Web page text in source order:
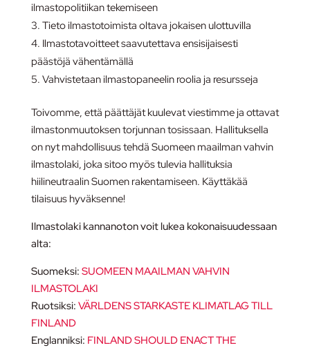
ilmastopolitiikan tekemiseen
Tieto ilmastotoimista oltava jokaisen ulottuvilla
Ilmastotavoitteet saavutettava ensisijaisesti
päästöjä vähentämällä
Vahvistetaan ilmastopaneelin roolia ja resursseja
Toivomme, että päättäjät kuulevat viestimme ja ottavat
ilmastonmuutoksen torjunnan tosissaan. Hallituksella
on nyt mahdollisuus tehdä Suomeen maailman vahvin
ilmastolaki, joka sitoo myös tulevia hallituksia
hiilineutraalin Suomen rakentamiseen. Käyttäkää
tilaisuus hyväksenne!
Ilmastolaki kannanoton voit lukea kokonaisuudessaan
alta:
Suomeksi: SUOMEEN MAAILMAN VAHVIN
ILMASTOLAKI
Ruotsiksi: VÄRLDENS STARKASTE KLIMATLAG TILL
FINLAND
Englanniksi: FINLAND SHOULD ENACT THE